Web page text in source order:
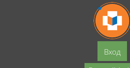
Перейти к основному содержанию
Вход